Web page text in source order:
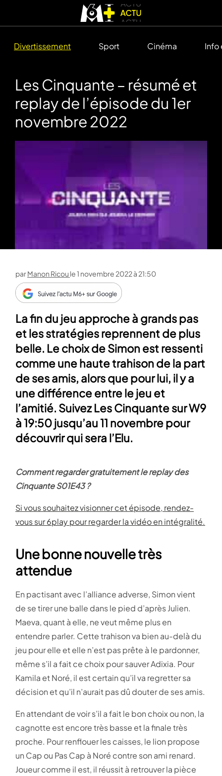
Divertissement Sport Cinéma Info
Les Cinquante – résumé et
replay de l’épisode du 1er
novembre 2022
parManon Ricou le1 novembre 2022 à 21:50
La fin du jeu approche à grands pas
et les stratégies reprennent de plus
belle. Le choix de Simon est ressenti
comme une haute trahison de la part
de ses amis, alors que pour lui, il y a
une différence entre le jeu et
l’amitié. Suivez Les Cinquante sur W9
à 19:50 jusqu’au 11 novembre pour
découvrir qui sera l’Elu.
Comment regarder gratuitement le replay des
Cinquante S01E43 ?
Si vous souhaitez visionner cet épisode, rendez-
vous sur 6play pour regarder la vidéo en intégralité.
Une bonne nouvelle très
attendue
En pactisant avec l’alliance adverse, Simon vient
de se tirer une balle dans le pied d’après Julien.
Maeva, quant à elle, ne veut même plus en
entendre parler. Cette trahison va bien au-delà du
jeu pour elle et elle n’est pas prête à le pardonner,
même s’il a fait ce choix pour sauver Adixia. Pour
Kamila et Noré, il est certain qu’il va regretter sa
décision et qu’il n’aurait pas dû douter de ses amis.
En attendant de voir s’il a fait le bon choix ou non, la
cagnotte est encore très basse et la finale très
proche. Pour renflouer les caisses, le lion propose
un Cap ou Pas Cap à Noré contre son ami renard.
Joueur comme il est, il réussit à retrouver la pièce